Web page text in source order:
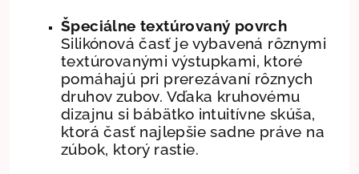
Špeciálne textúrovaný povrch
Silikónová časť je vybavená rôznymi
textúrovanými výstupkami, ktoré
pomáhajú pri prerezávaní rôznych
druhov zubov. Vďaka kruhovému
dizajnu si bábätko intuitívne skúša,
ktorá časť najlepšie sadne práve na
zúbok, ktorý rastie.